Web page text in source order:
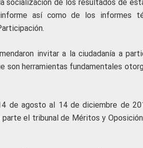
socialización de los resultados de
así como de los informes
invitar a la ciudadanía a
son herramientas fundamentales
de agosto al 14 de diciembre de
el tribunal de Méritos y